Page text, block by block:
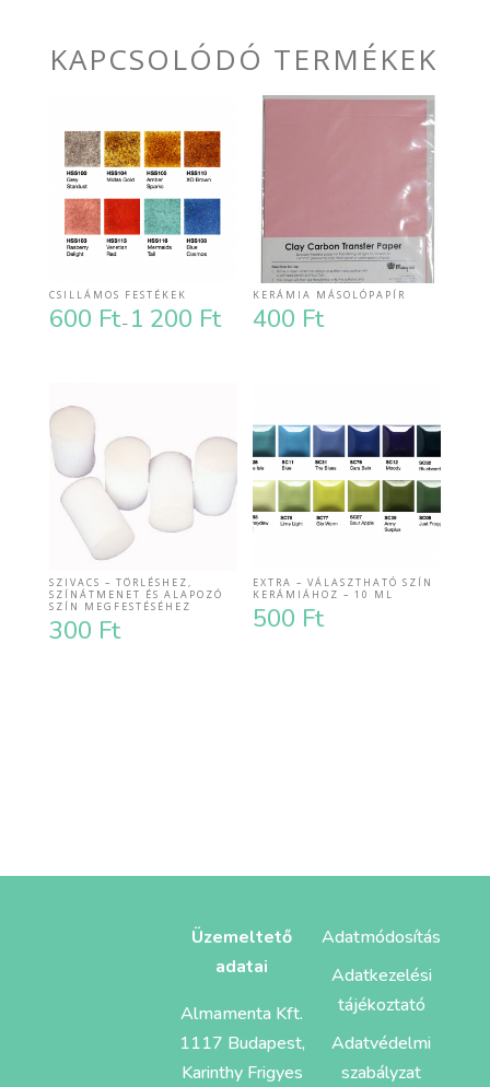
KAPCSOLÓDÓ TERMÉKEK
CSILLÁMOS FESTÉKEK
600 Ft– 1 200 FtÁrtartomány:
KERÁMIA MÁSOLÓPAPÍR
400 Ft
SZIVACS – TÖRLÉSHEZ,
SZÍNÁTMENET ÉS ALAPOZÓ
SZÍN MEGFESTÉSÉHEZ
300 Ft
EXTRA – VÁLASZTHATÓ SZÍN
KERÁMIÁHOZ – 10 ML
500 Ft
Üzemeltető
adatai
Almamenta Kft.
1117 Budapest,
Karinthy Frigyes
Adatmódosítás
Adatkezelési
tájékoztató
Adatvédelmi
szabályzat